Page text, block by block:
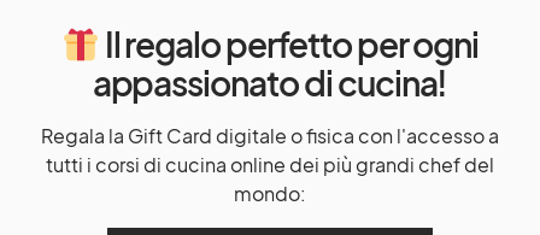
Il regalo perfetto per ogni
appassionato di cucina!
Regala la Gift Card digitale o fisica con l'accesso a
tutti i corsi di cucina online dei più grandi chef del
mondo: